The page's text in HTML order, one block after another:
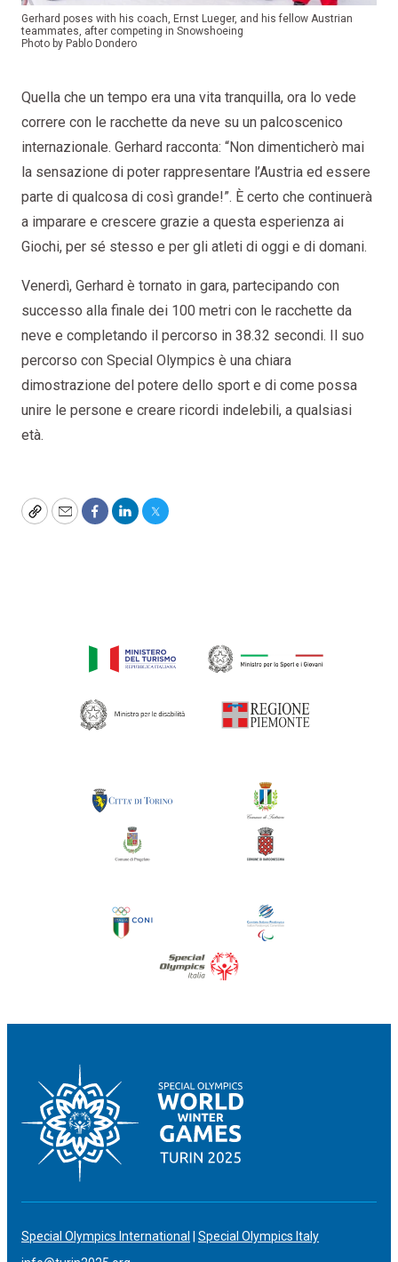
Gerhard poses with his coach, Ernst Lueger, and his fellow Austrian
teammates, after competing in Snowshoeing
Photo by Pablo Dondero
Quella che un tempo era una vita tranquilla, ora lo vede
correre con le racchette da neve su un palcoscenico
internazionale. Gerhard racconta: “Non dimenticherò mai
la sensazione di poter rappresentare l’Austria ed essere
parte di qualcosa di così grande!”. È certo che continuerà
a imparare e crescere grazie a questa esperienza ai
Giochi, per sé stesso e per gli atleti di oggi e di domani.
Venerdì, Gerhard è tornato in gara, partecipando con
successo alla finale dei 100 metri con le racchette da
neve e completando il percorso in 38.32 secondi. Il suo
percorso con Special Olympics è una chiara
dimostrazione del potere dello sport e di come possa
unire le persone e creare ricordi indelebili, a qualsiasi
età.
CopyEmailFacebook
LinkedInTwitter
Special Olympics International
Special Olympics Italy